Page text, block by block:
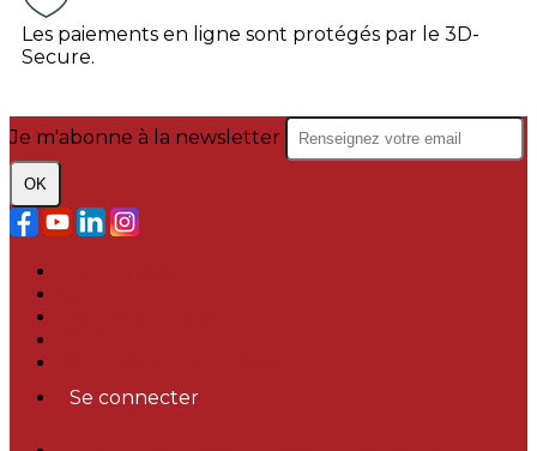
Les paiements en ligne sont protégés par le 3D-
Secure.
Je m'abonne à la newsletter
OK
Se connecter